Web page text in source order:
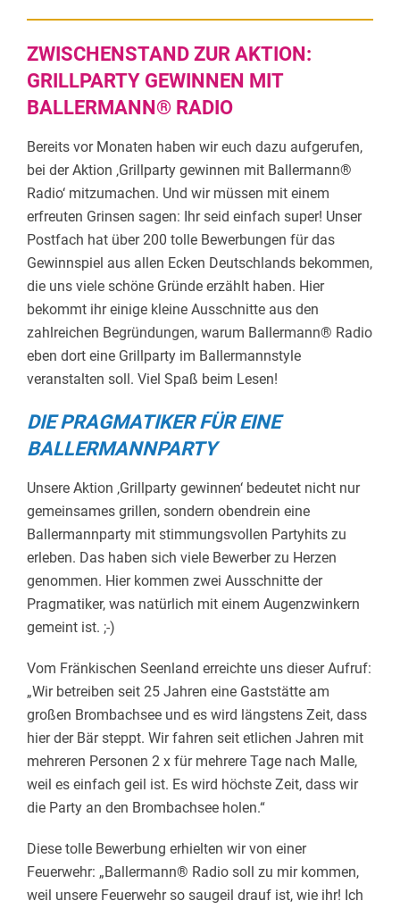
ZWISCHENSTAND ZUR AKTION:
GRILLPARTY GEWINNEN MIT
BALLERMANN® RADIO
Bereits vor Monaten haben wir euch dazu aufgerufen,
bei der Aktion ‚Grillparty gewinnen mit Ballermann®
Radio‘ mitzumachen. Und wir müssen mit einem
erfreuten Grinsen sagen: Ihr seid einfach super! Unser
Postfach hat über 200 tolle Bewerbungen für das
Gewinnspiel aus allen Ecken Deutschlands bekommen,
die uns viele schöne Gründe erzählt haben. Hier
bekommt ihr einige kleine Ausschnitte aus den
zahlreichen Begründungen, warum Ballermann® Radio
eben dort eine Grillparty im Ballermannstyle
veranstalten soll. Viel Spaß beim Lesen!
DIE PRAGMATIKER FÜR EINE
BALLERMANNPARTY
Unsere Aktion ‚Grillparty gewinnen‘ bedeutet nicht nur
gemeinsames grillen, sondern obendrein eine
Ballermannparty mit stimmungsvollen Partyhits zu
erleben. Das haben sich viele Bewerber zu Herzen
genommen. Hier kommen zwei Ausschnitte der
Pragmatiker, was natürlich mit einem Augenzwinkern
gemeint ist. ;-)
Vom Fränkischen Seenland erreichte uns dieser Aufruf:
„Wir betreiben seit 25 Jahren eine Gaststätte am
großen Brombachsee und es wird längstens Zeit, dass
hier der Bär steppt. Wir fahren seit etlichen Jahren mit
mehreren Personen 2 x für mehrere Tage nach Malle,
weil es einfach geil ist. Es wird höchste Zeit, dass wir
die Party an den Brombachsee holen.“
Diese tolle Bewerbung erhielten wir von einer
Feuerwehr: „Ballermann® Radio soll zu mir kommen,
weil unsere Feuerwehr so saugeil drauf ist, wie ihr! Ich